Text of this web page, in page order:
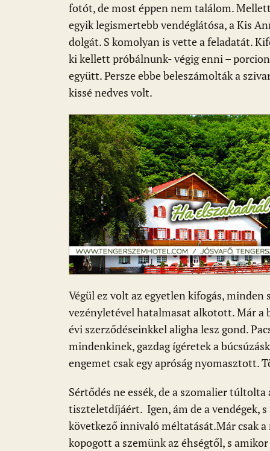
fotót, de most éppen nem találom.
egyik legismertebb vendéglátósa, a Kis
dolgát. S komolyan is vette a feladatát.
ki kellett próbálnunk- végig enni –
együtt. Persze ebbe beleszámolták a
kissé nedves volt.
Végül ez volt az egyetlen kifogás,
vezényletével hatalmasat alkotott. Már a
évi szerződéseinkkel aligha lesz gond.
mindenkinek, gazdag ígéretek a
engemet csak egy apróság nyomasztott.
Sértődés ne essék, de a szomalier
tiszteletdíjáért. Igen, ám de a vendégek,
következő innivaló méltatását.Már csak
kopogott a szemünk az éhségtől, s